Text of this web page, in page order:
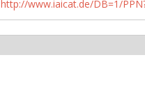
http://www.iaicat.de/DB=1/